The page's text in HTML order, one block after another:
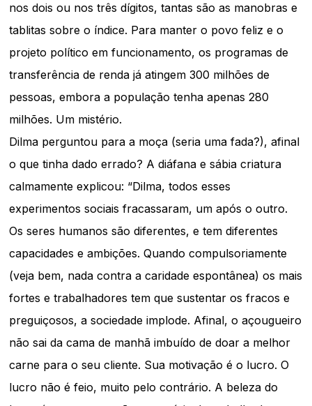
nos dois ou nos três dígitos, tantas são as manobras e
tablitas sobre o índice. Para manter o povo feliz e o
projeto político em funcionamento, os programas de
transferência de renda já atingem 300 milhões de
pessoas, embora a população tenha apenas 280
milhões. Um mistério.
Dilma perguntou para a moça (seria uma fada?), afinal
o que tinha dado errado? A diáfana e sábia criatura
calmamente explicou: “Dilma, todos esses
experimentos sociais fracassaram, um após o outro.
Os seres humanos são diferentes, e tem diferentes
capacidades e ambições. Quando compulsoriamente
(veja bem, nada contra a caridade espontânea) os mais
fortes e trabalhadores tem que sustentar os fracos e
preguiçosos, a sociedade implode. Afinal, o açougueiro
não sai da cama de manhã imbuído de doar a melhor
carne para o seu cliente. Sua motivação é o lucro. O
lucro não é feio, muito pelo contrário. A beleza do